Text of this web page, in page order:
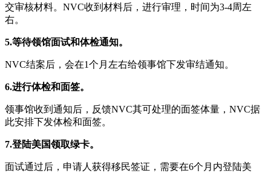
交审核材料。NVC收到材料后，进行审理，时间为3-4周左
右。
5.等待领馆面试和体检通知。
NVC结案后，会在1个月左右给领事馆下发审结通知。
6.进行体检和面签。
领事馆收到通知后，反馈NVC其可处理的面签体量，NVC据
此安排下发体检和面签。
7.登陆美国领取绿卡。
面试通过后，申请人获得移民签证，需要在6个月内登陆美